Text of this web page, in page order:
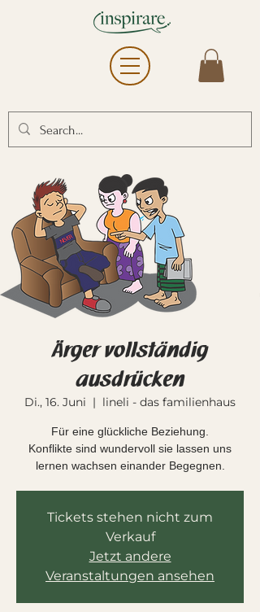
Ärger vollständig
ausdrücken
Di., 16. Juni
  |
lineli - das familienhaus
Für eine glückliche Beziehung.
Konflikte sind wundervoll sie lassen uns
lernen wachsen einander Begegnen.
Tickets stehen nicht zum
Verkauf
Jetzt andere
Veranstaltungen ansehen